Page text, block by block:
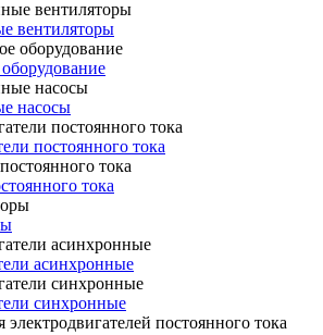
вентиляторы
насосы
постоянного тока
тока
асинхронные
синхронные